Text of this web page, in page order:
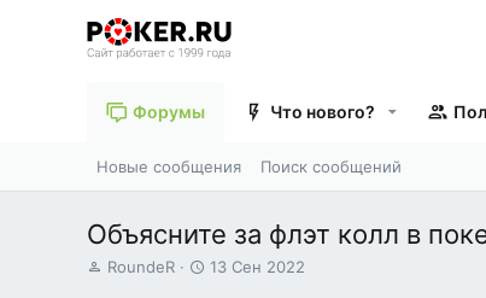
Форумы Что нового?
Новые сообщения Поиск сообщений
Объясните за флэт колл в
А
RoundeR
Д
13 Сен 2022